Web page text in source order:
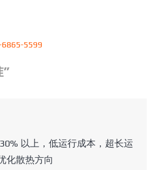
6865-5599
以上，低运行成本，超长运
化散热方向